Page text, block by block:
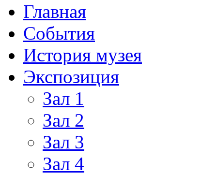
Главная
События
История музея
Экспозиция
Зал 1
Зал 2
Зал 3
Зал 4